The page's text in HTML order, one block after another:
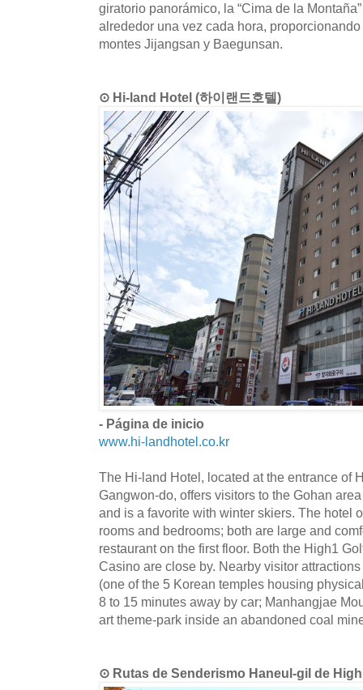
giratorio panorámico, la “Cima de la
alrededor una vez cada hora,
montes Jijangsan y Baegunsan.
⊙ Hi-land Hotel (하이랜드호텔)
- Página de inicio
www.hi-landhotel.co.kr
The Hi-land Hotel, located at the entrance of
Gangwon-do, offers visitors to the Gohan
and is a favorite with winter skiers. The hotel
rooms and bedrooms; both are large and
restaurant on the first floor. Both the High1
Casino are close by. Nearby visitor
(one of the 5 Korean temples housing
8 to 15 minutes away by car; Manhangjae
art theme-park inside an abandoned coal
⊙ Rutas de Senderismo Haneul-gil de